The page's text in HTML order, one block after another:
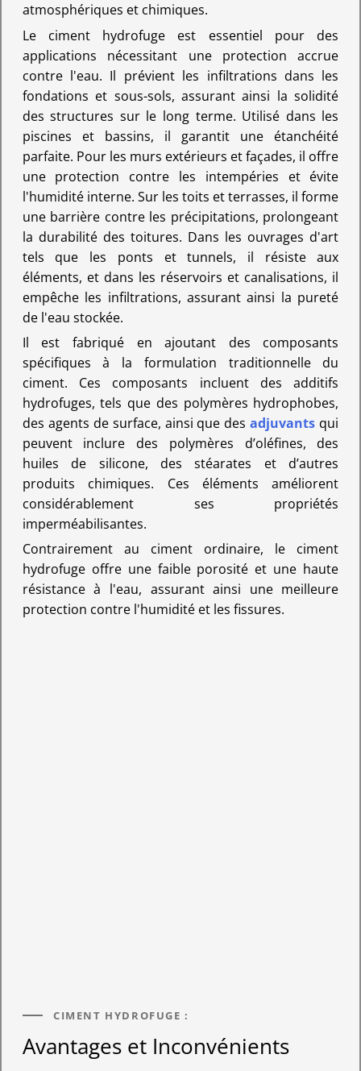
atmosphériques et chimiques.
Le ciment hydrofuge est essentiel pour des
applications nécessitant une protection accrue
contre l'eau. Il prévient les infiltrations dans les
fondations et sous-sols, assurant ainsi la solidité
des structures sur le long terme. Utilisé dans les
piscines et bassins, il garantit une étanchéité
parfaite. Pour les murs extérieurs et façades, il offre
une protection contre les intempéries et évite
l'humidité interne. Sur les toits et terrasses, il forme
une barrière contre les précipitations, prolongeant
la durabilité des toitures. Dans les ouvrages d'art
tels que les ponts et tunnels, il résiste aux
éléments, et dans les réservoirs et canalisations, il
empêche les infiltrations, assurant ainsi la pureté
de l'eau stockée.
Il est fabriqué en ajoutant des composants
spécifiques à la formulation traditionnelle du
ciment. Ces composants incluent des additifs
hydrofuges, tels que des polymères hydrophobes,
des agents de surface, ainsi que desadjuvants qui
peuvent inclure des polymères d’oléfines, des
huiles de silicone, des stéarates et d’autres
produits chimiques. Ces éléments améliorent
considérablement ses propriétés
imperméabilisantes.
Contrairement au ciment ordinaire, le ciment
hydrofuge offre une faible porosité et une haute
résistance à l'eau, assurant ainsi une meilleure
protection contre l'humidité et les fissures.
CIMENT HYDROFUGE :
Avantages et Inconvénients